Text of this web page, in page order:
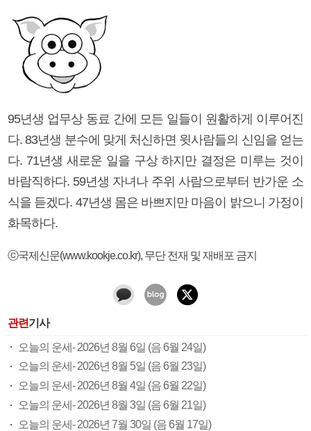
95년생 업무상 동료 간에 모든 일들이 원활하게 이루어진
다. 83년생 분수에 맞게 처신하면 윗사람들의 신임을 얻는
다. 71년생 새로운 일을 구상 하지만 결정은 미루는 것이
바람직하다. 59년생 자녀나 주위 사람으로부터 반가운 소
식을 듣겠다. 47년생 몸은 바쁘지만 마음이 밝으니 가정이
화목하다.
ⓒ국제신문(www.kookje.co.kr), 무단 전재 및 재배포 금지
관련기사
오늘의 운세- 2026년 8월 6일 (음 6월 24일)
오늘의 운세- 2026년 8월 5일 (음 6월 23일)
오늘의 운세- 2026년 8월 4일 (음 6월 22일)
오늘의 운세- 2026년 8월 3일 (음 6월 21일)
오늘의 운세- 2026년 7월 30일 (음 6월 17일)